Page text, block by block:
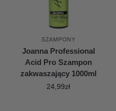
SZAMPONY
Joanna Professional
Acid Pro Szampon
zakwaszający 1000ml
24,99zł